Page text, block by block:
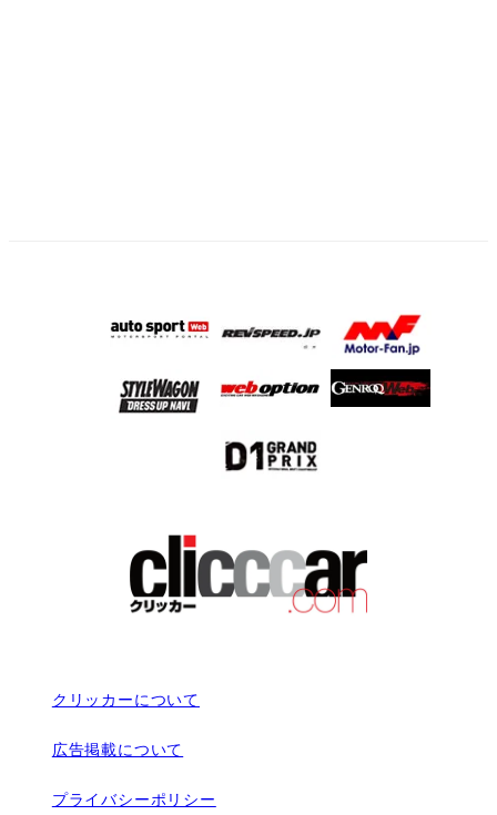
クリッカーについて
広告掲載について
プライバシーポリシー